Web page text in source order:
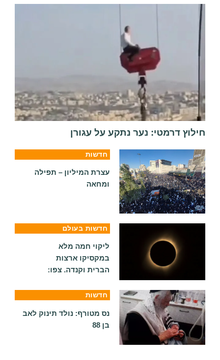
חילוץ דרמטי: נער נתקע על עגורן
חדשות
עצרת המיליון – תפילה
ומחאה
חדשות בעולם
ליקוי חמה מלא
במקסיקו ארצות
הברית וקנדה. צפו:
חדשות
נס מטורף: נולד תינוק לאב
בן 88